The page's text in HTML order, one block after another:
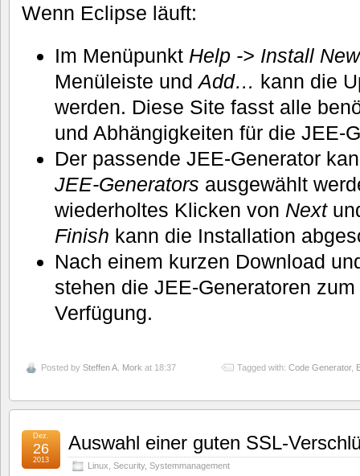
Wenn Eclipse läuft:
Im Menüpunkt Help -> Install
Menüleiste undAdd… kann die
werden. Diese Site fasst alle
und Abhängigkeiten für die JEE-
Der passende JEE-Generator
JEE-Generators ausgewählt
wiederholtes Klicken von Next
Finish kann die Installation
Nach einem kurzen Download
stehen die JEE-Generatoren
Verfügung.
Posted by Steffen A. Mork at 18:37 Tagged with: Code Generator,
Auswahl einer guten SSL-
Linux, Security, Systemmanagement
Dez.
26
2013